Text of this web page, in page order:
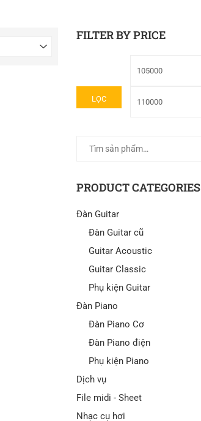
FILTER BY PRICE
LỌC
PRODUCT CATEGORIES
Đàn Guitar
Đàn Guitar cũ
Guitar Acoustic
Guitar Classic
Phụ kiện Guitar
Đàn Piano
Đàn Piano Cơ
Đàn Piano điện
Phụ kiện Piano
Dịch vụ
File midi - Sheet
Nhạc cụ hơi